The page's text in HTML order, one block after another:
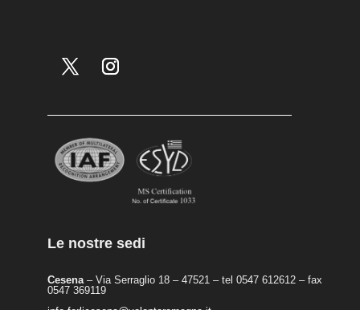
Le nostre sedi
Cesena– Via Serraglio 18 – 47521 – tel 0547 612612 – fax
0547 369119